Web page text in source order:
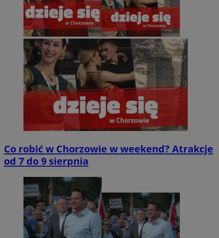
Co robić w Chorzowie w weekend? Atrakcje
od 7 do 9 sierpnia